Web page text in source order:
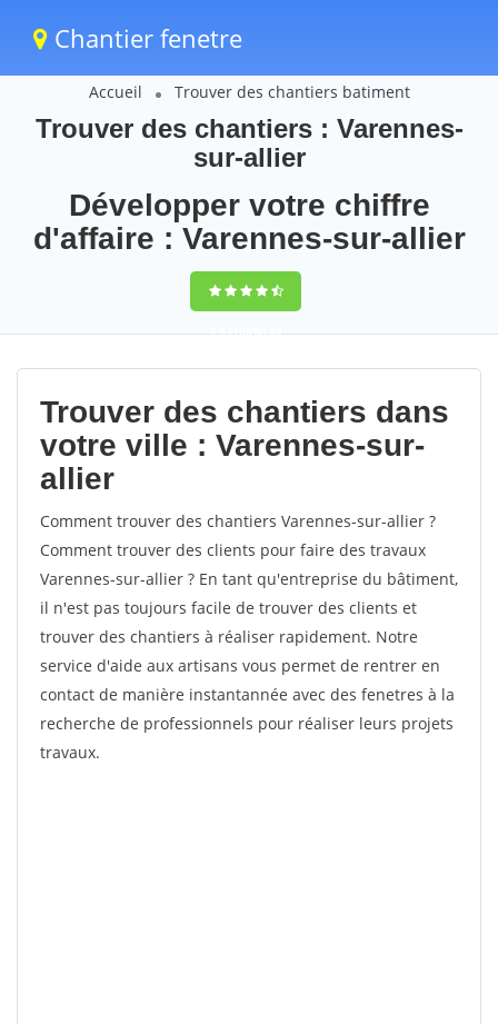
Chantier fenetre
Accueil Trouver des chantiers batiment
Trouver des chantiers : Varennes-
sur-allier
Développer votre chiffre
d'affaire : Varennes-sur-allier
9,5(100%)69
votes
Trouver des chantiers dans
votre ville : Varennes-sur-
allier
Comment trouver des chantiers Varennes-sur-allier ?
Comment trouver des clients pour faire des travaux
Varennes-sur-allier ? En tant qu'entreprise du bâtiment,
il n'est pas toujours facile de trouver des clients et
trouver des chantiers à réaliser rapidement. Notre
service d'aide aux artisans vous permet de rentrer en
contact de manière instantannée avec des fenetres à la
recherche de professionnels pour réaliser leurs projets
travaux.